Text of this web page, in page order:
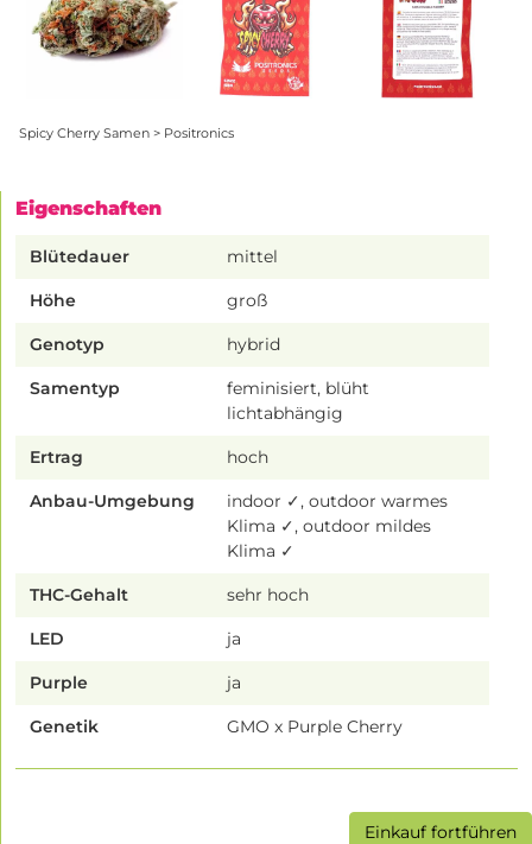
Spicy Cherry Samen > Positronics
Eigenschaften
Blütedauer mittel
Höhe groß
Genotyp hybrid
Samentyp
feminisiert, blüht
lichtabhängig
Ertrag hoch
Anbau-Umgebung
indoor ✓, outdoor warmes
Klima ✓, outdoor mildes
Klima ✓
THC-Gehalt sehr hoch
LED ja
Purple ja
Genetik GMO x Purple Cherry
Einkauf fortführen